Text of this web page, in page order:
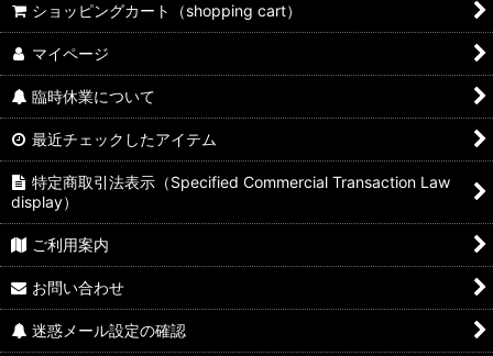
ショッピングカート（shopping cart）
マイページ
臨時休業について
最近チェックしたアイテム
特定商取引法表示（Specified Commercial Transaction Law
display）
ご利用案内
お問い合わせ
迷惑メール設定の確認